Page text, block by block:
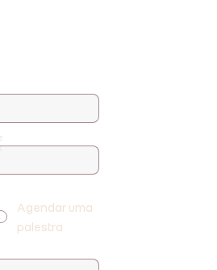
Agendar uma
palestra